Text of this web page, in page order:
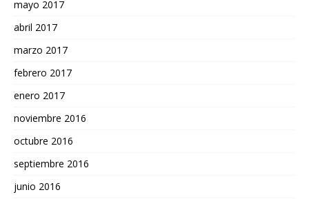
mayo 2017
abril 2017
marzo 2017
febrero 2017
enero 2017
noviembre 2016
octubre 2016
septiembre 2016
junio 2016